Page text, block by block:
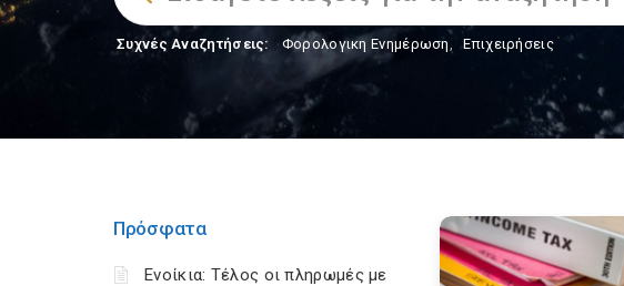
Συχνές Αναζητήσεις: Φορολογικη Ενημέρωση, Επιχειρήσεις
Πρόσφατα
Ενοίκια: Τέλος οι πληρωμές με